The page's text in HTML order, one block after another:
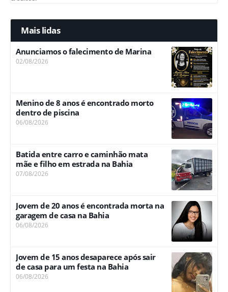
Mais lidas
Anunciamos o falecimento de Marina
02/08/2026
Menino de 8 anos é encontrado morto
dentro de piscina
06/08/2026
Batida entre carro e caminhão mata
mãe e filho em estrada na Bahia
07/08/2026
Jovem de 20 anos é encontrada morta na
garagem de casa na Bahia
06/08/2026
Jovem de 15 anos desaparece após sair
de casa para um festa na Bahia
06/08/2026